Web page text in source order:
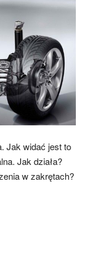
Jak widać jest to
Jak działa?
w zakrętach?